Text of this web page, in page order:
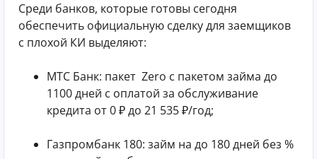
Среди банков, которые готовы сегодня
обеспечить официальную сделку для заемщиков
с плохой КИ выделяют:
МТС Банк: пакет Zero с пакетом займа до
1100 дней с оплатой за обслуживание
кредита от 0 ₽ до 21 535 ₽/год;
Газпромбанк 180: займ на до 180 дней без %